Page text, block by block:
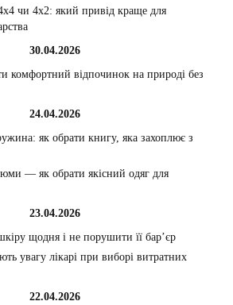
чи 4х2: який привід краще для
30.04.2026
комфортний відпочинок на природі без
24.04.2026
як обрати книгу, яка захоплює з
— як обрати якісний одяг для
23.04.2026
щодня і не порушити її бар’єр
увагу лікарі при виборі витратних
22.04.2026